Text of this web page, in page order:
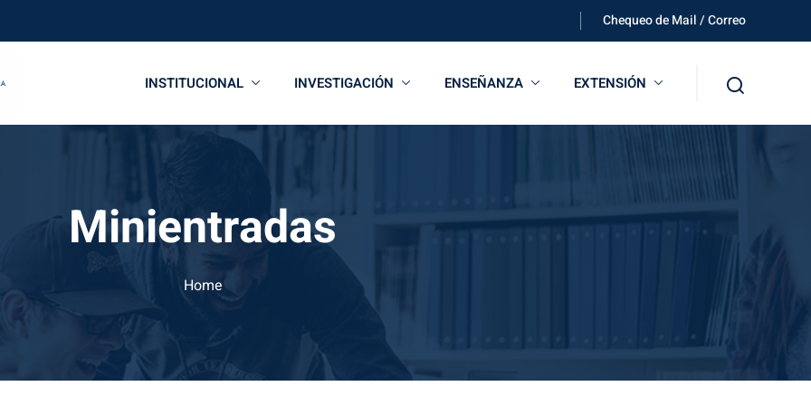
Chequeo de Mail / Correo
INSTITUCIONAL INVESTIGACIÓN ENSEÑANZA EXTENSIÓN
Minientradas
Home